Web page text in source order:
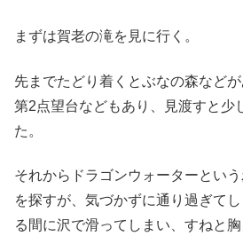
まずは賀老の滝を見に行く。
先までたどり着くとぶなの森などが
第2点望台などもあり、見渡すと少
た。
それからドラゴンウォーターとい
を探すが、気づかずに通り過ぎて
る間に沢で滑ってしまい、すねと